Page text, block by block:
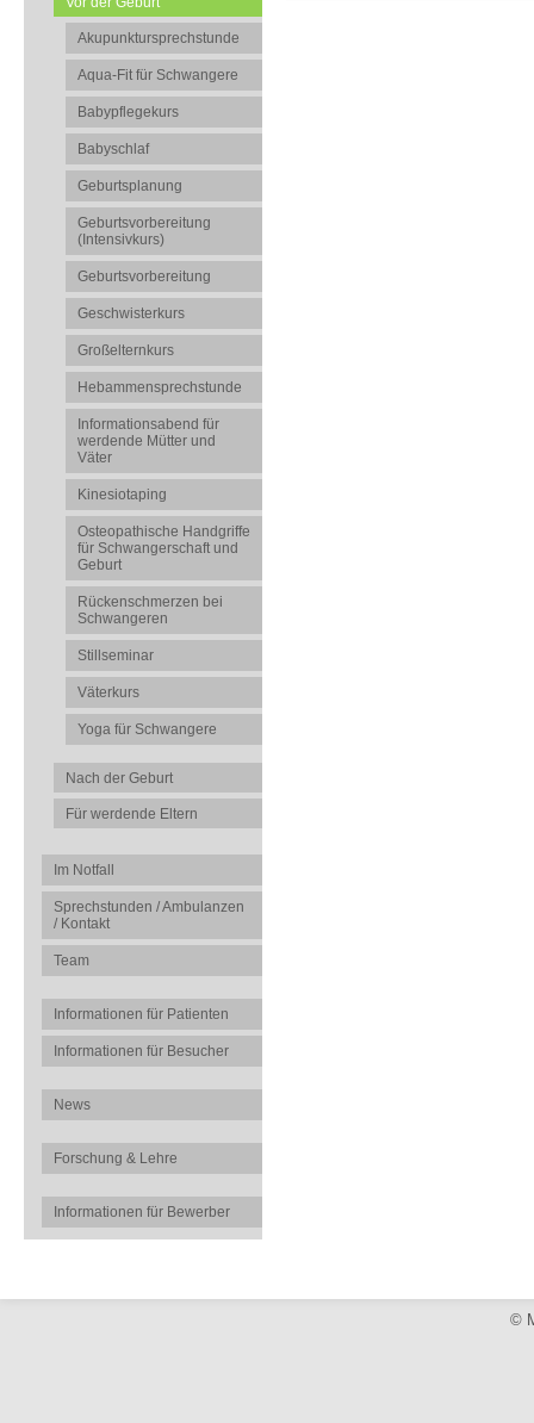
Akupunktursprechstunde
Aqua-Fit für Schwangere
Babypflegekurs
Babyschlaf
Geburtsplanung
Geburtsvorbereitung
(Intensivkurs)
Geburtsvorbereitung
Geschwisterkurs
Großelternkurs
Hebammensprechstunde
Informationsabend für
werdende Mütter und
Väter
Kinesiotaping
Osteopathische Handgriffe
für Schwangerschaft und
Geburt
Rückenschmerzen bei
Schwangeren
Stillseminar
Väterkurs
Yoga für Schwangere
Nach der Geburt
Für werdende Eltern
Im Notfall
Sprechstunden / Ambulanzen
/ Kontakt
Team
Informationen für Patienten
Informationen für Besucher
News
Forschung & Lehre
Informationen für Bewerber
©